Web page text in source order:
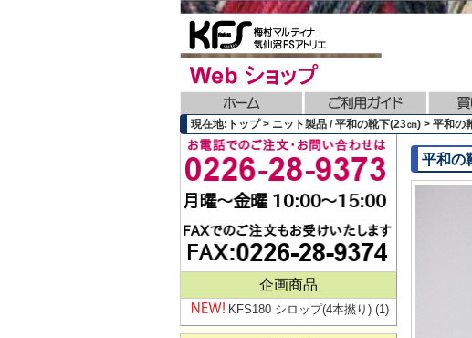
現在地:トップ > ニット製品 / 平和の靴下(23㎝) > 平和
平和の
企画商品
KFS180 シロップ(4本撚り) (1)